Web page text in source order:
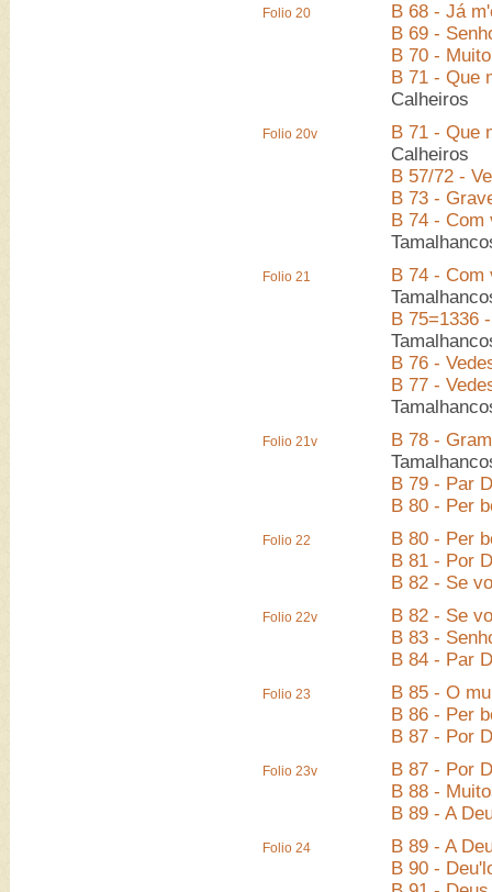
Folio 20
B 68 - Já
B 69 -
B 70 -
B 71 - Que
Calheiros
Folio 20v
B 71 - Que
Calheiros
B 57/72 -
B 73 -
B 74 - Com
Folio 21
B 74 - Com
B 75=1336
B 76 -
B 77 -
Folio 21v
B 78 -
B 79 - Par
B 80 - Per
Folio 22
B 80 - Per
B 81 - Por
B 82 - Se
Folio 22v
B 82 - Se
B 83 -
B 84 - Par
Folio 23
B 85 - O
B 86 - Per
B 87 - Por
Folio 23v
B 87 - Por
B 88 -
B 89 - A
Folio 24
B 89 - A
B 90 -